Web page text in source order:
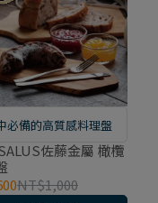
必備的高質感料理盤
佐藤金屬 橄欖
NT$1,000